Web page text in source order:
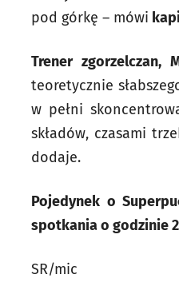
pod górkę – mówi
Trener zgorzelczan,
teoretycznie
w pełni
składów, czasami
dodaje.
Pojedynek o
spotkania o godzinie
SR/mic